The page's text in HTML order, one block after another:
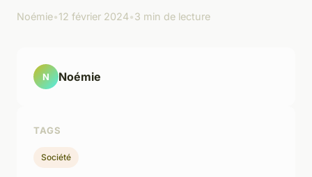
Noémie•12 février 2024•3 min de lecture
N Noémie
TAGS
Société